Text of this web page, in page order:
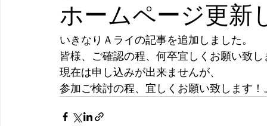
ホームページ更新
いきなりＡライの記事を追加しました。
皆様、ご確認の程、何卒宜しくお願い致し
現在は申し込みが出来ませんが、
参加ご検討の程、宜しくお願い致します！